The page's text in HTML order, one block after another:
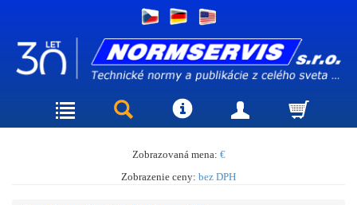
Zobrazovaná mena: €
Zobrazenie ceny: bez DPH